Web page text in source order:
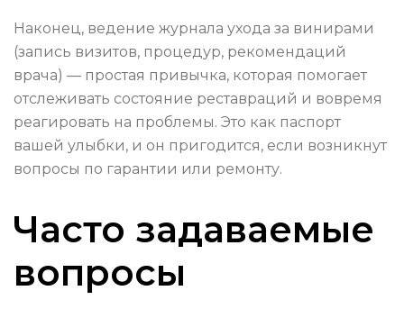
Наконец, ведение журнала ухода за винирами
(запись визитов, процедур, рекомендаций
врача) — простая привычка, которая помогает
отслеживать состояние реставраций и вовремя
реагировать на проблемы. Это как паспорт
вашей улыбки, и он пригодится, если возникнут
вопросы по гарантии или ремонту.
Часто задаваемые
вопросы